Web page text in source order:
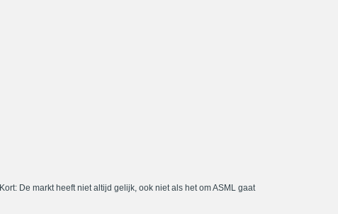
Kort: De markt heeft niet altijd gelijk, ook niet als het om ASML gaat